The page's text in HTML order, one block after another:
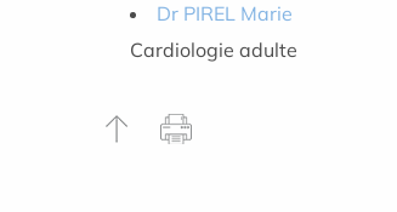
Dr PIREL Marie
Cardiologie adulte